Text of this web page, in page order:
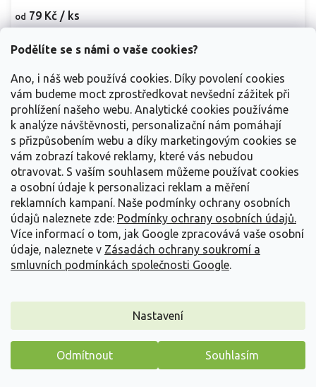
Podělíte se s námi o vaše cookies?
Ano, i náš web používá cookies. Díky povolení cookies
vám budeme moct zprostředkovat nevšední zážitek při
prohlížení našeho webu. Analytické cookies používáme
k analýze návštěvnosti, personalizační nám pomáhají
s přizpůsobením webu a díky marketingovým cookies se
vám zobrazí takové reklamy, které vás nebudou
otravovat. S vaším souhlasem můžeme používat cookies
a osobní údaje k personalizaci reklam a měření
reklamních kampaní. Naše podmínky ochrany osobních
údajů naleznete zde: Podmínky ochrany osobních údajů.
Více informací o tom, jak Google zpracovává vaše osobní
údaje, naleznete v Zásadách ochrany soukromí a
smluvních podmínkách společnosti Google.
Nastavení
Odmítnout Souhlasím
od 79 Kč / ks
Detail
'May Queen'
Leucanthemum vulgare 'May Queen'
Kopretina bílá 'May Queen' přináší do zahrady klasický vzhled
Máme pro vás malý dárek